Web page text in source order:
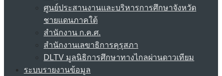
ศูนย์ประสานงานและบริหารการศึกษาจังหวัด
ชายแดนภาคใต้
สำนักงาน ก.ค.ศ.
สำนักงานเลขาธิการคุรุสภา
DLTV มูลนิธิการศึกษาทางไกลผ่านดาวเทียม
ระบบรายงานข้อมูล